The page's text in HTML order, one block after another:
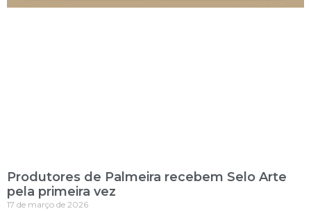
Produtores de Palmeira recebem Selo Arte
pela primeira vez
17 de março de 2026